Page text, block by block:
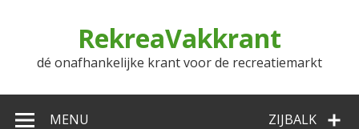
RekreaVakkrant
dé onafhankelijke krant voor de recreatiemarkt
ZIJBALK
MENU